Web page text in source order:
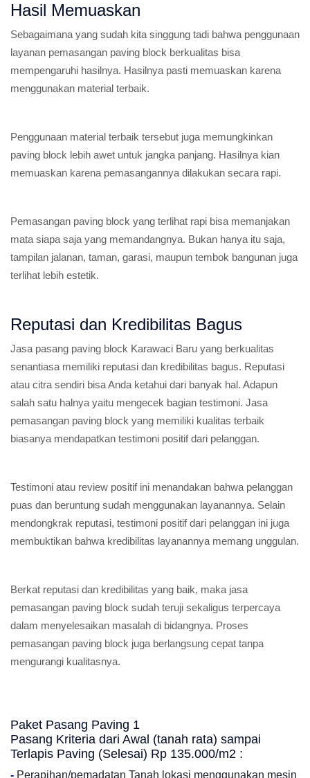
Hasil Memuaskan
Sebagaimana yang sudah kita singgung tadi bahwa penggunaan
layanan pemasangan paving block berkualitas bisa
mempengaruhi hasilnya. Hasilnya pasti memuaskan karena
menggunakan material terbaik.
Penggunaan material terbaik tersebut juga memungkinkan
paving block lebih awet untuk jangka panjang. Hasilnya kian
memuaskan karena pemasangannya dilakukan secara rapi.
Pemasangan paving block yang terlihat rapi bisa memanjakan
mata siapa saja yang memandangnya. Bukan hanya itu saja,
tampilan jalanan, taman, garasi, maupun tembok bangunan juga
terlihat lebih estetik.
Reputasi dan Kredibilitas Bagus
Jasa pasang paving block Karawaci Baru yang berkualitas
senantiasa memiliki reputasi dan kredibilitas bagus. Reputasi
atau citra sendiri bisa Anda ketahui dari banyak hal. Adapun
salah satu halnya yaitu mengecek bagian testimoni. Jasa
pemasangan paving block yang memiliki kualitas terbaik
biasanya mendapatkan testimoni positif dari pelanggan.
Testimoni atau review positif ini menandakan bahwa pelanggan
puas dan beruntung sudah menggunakan layanannya. Selain
mendongkrak reputasi, testimoni positif dari pelanggan ini juga
membuktikan bahwa kredibilitas layanannya memang unggulan.
Berkat reputasi dan kredibilitas yang baik, maka jasa
pemasangan paving block sudah teruji sekaligus terpercaya
dalam menyelesaikan masalah di bidangnya. Proses
pemasangan paving block juga berlangsung cepat tanpa
mengurangi kualitasnya.
Paket Pasang Paving 1
Pasang Kriteria dari Awal (tanah rata) sampai
Terlapis Paving (Selesai) Rp 135.000/m2 :
- Perapihan/pemadatan Tanah lokasi menggunakan mesin